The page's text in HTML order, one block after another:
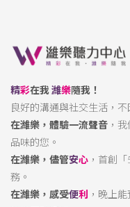
精彩在我 濰樂隨我！
良好的溝通與社交生活，不
在濰樂，體驗一流聲音 ，
品味的您。
在濰樂，儘管安心 ，首創
務。
在濰樂，感受便利 ，晚上